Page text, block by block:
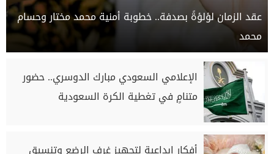
عقد الزمان لؤلؤةً بصدفة.. خطوبة أمنية محمد مختار وحسام
محمد
الإعلامي السعودي مبارك الدوسري.. حضور
متنامٍ في تغطية الكرة السعودية
أفكار إبداعية لتجهيز غرف الرضع وتنسيق